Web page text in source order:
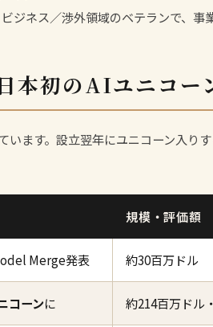
ジネス／渉外領域のベテランで、事
本初のAIユニコー
ます。設立翌年にユニコーン入り
規模・評価額
Merge発表 約30百万ドル
コーンに 約214百万ドル